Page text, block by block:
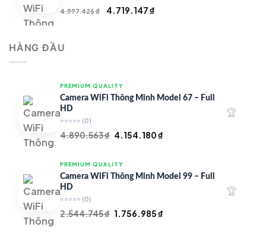
4.997.426₫
Giá
4.719.147₫
HÀNG ĐẦU
PREMIUM QUALITY
Camera WiFi Thông Minh Model 67 – Full
HD
⭐⭐⭐⭐⭐ (0)
4.890.563₫ Giá
là:
4.890.563 ₫.
4.154.180₫
là:
🏆
PREMIUM QUALITY
Camera WiFi Thông Minh Model 99 – Full
HD
⭐⭐⭐⭐⭐ (0)
2.544.745₫ Giá
1.756.985₫
🏆